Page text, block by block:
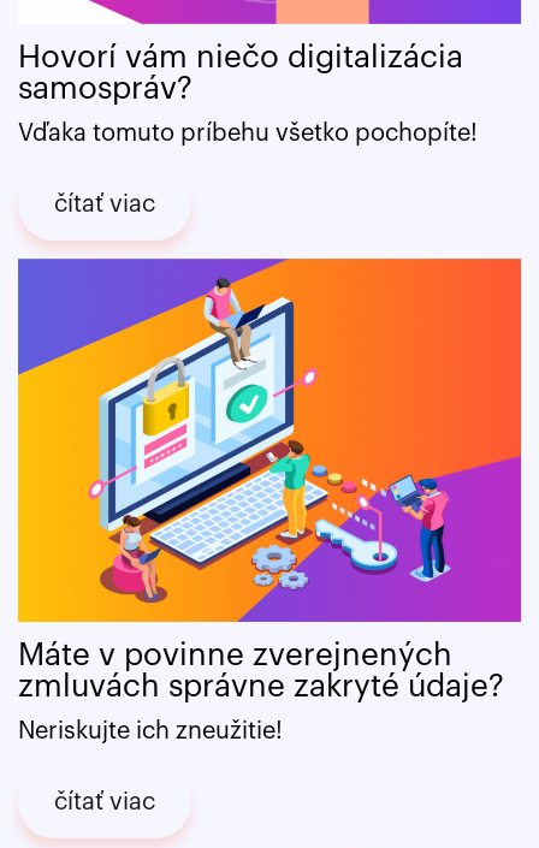
Hovorí vám niečo digitalizácia
samospráv?
Vďaka tomuto príbehu všetko pochopíte!
čítať viac
Máte v povinne zverejnených
zmluvách správne zakryté údaje?
Neriskujte ich zneužitie!
čítať viac